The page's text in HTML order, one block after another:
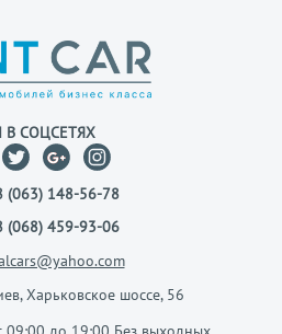
СОЦСЕТЯХ
(063) 148-56-78
(068) 459-93-06
Харьковское шоссе, 56